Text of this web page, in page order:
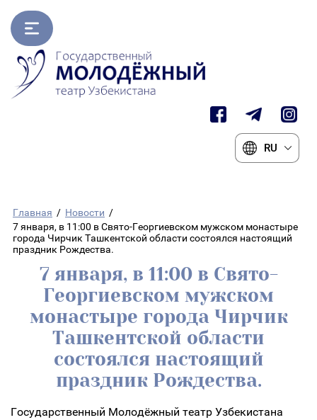
RU
Главная / Новости /
7 января, в 11:00 в Свято-Георгиевском мужском монастыре
города Чирчик Ташкентской области состоялся настоящий
праздник Рождества.
7 января, в 11:00 в Свято-
Георгиевском мужском
монастыре города Чирчик
Ташкентской области
состоялся настоящий
праздник Рождества.
Государственный Молодёжный театр Узбекистана